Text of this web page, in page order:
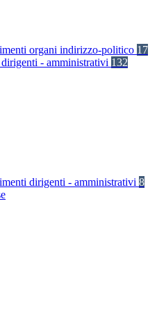
organi indirizzo-politico 17
- amministrativi 132
dirigenti - amministrativi 8